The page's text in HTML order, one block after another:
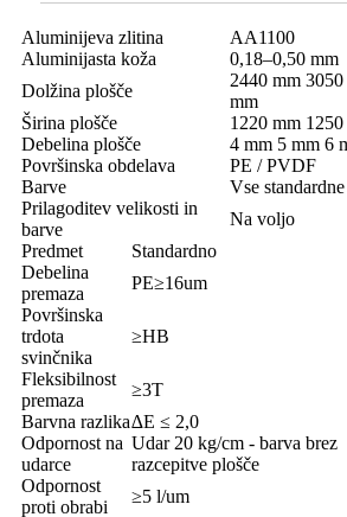
Aluminijeva zlitina
AA1100
Aluminijasta koža
0,18–0,50 mm
Dolžina plošče
2440 mm
mm
Širina plošče
1220 mm
Debelina plošče
4 mm 5 mm 6
Površinska obdelava
PE / PVDF
Barve
Vse
Prilagoditev velikosti in
barve
Na voljo
Predmet
Standardno
Debelina
premaza
PE≥16um
Površinska
trdota
svinčnika
≥HB
Fleksibilnost
premaza
≥3T
Barvna razlika∆E ≤ 2,0
Odpornost na
udarce
Udar 20 kg/cm - barva brez
razcepitve plošče
Odpornost
proti obrabi
≥5 l/um